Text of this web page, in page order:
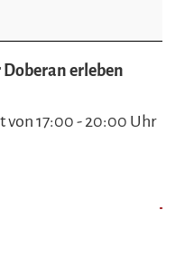
Doberan erleben
von 17:00 - 20:00 Uhr